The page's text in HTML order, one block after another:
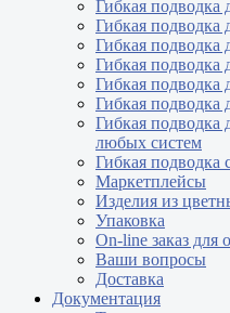
Гибкая
Гибкая подводка
Гибкая
Гибкая подводка
Гибкая подводка
Гибкая подводка
Гибкая подводка
любых систем
Гибкая подводка
Маркетплейсы
Изделия из
Упаковка
On-line заказ для
Ваши вопросы
Доставка
Документация